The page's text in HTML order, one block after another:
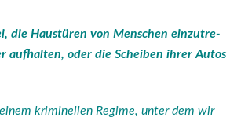
die Haus­tü­ren von Men­schen ein­zu­tre­
auf­hal­ten, oder die Schei­ben ihrer Autos
kri­mi­nel­len Regime, unter dem wir